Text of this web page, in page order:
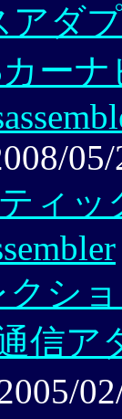
アダ
ー
ィ
クシ
信ア